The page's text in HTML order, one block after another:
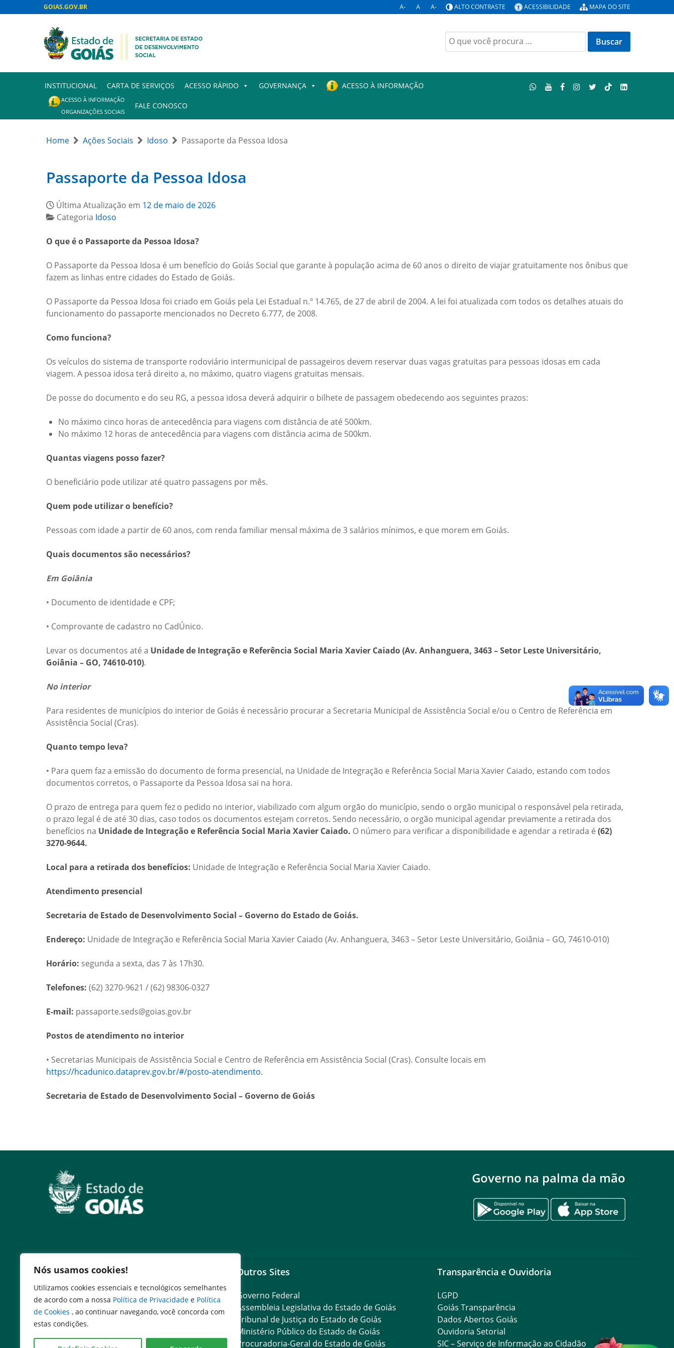
Nós usamos cookies!
Utilizamos cookies essenciais e tecnológicos semelhantes
de acordo com a nossa Política de Privacidade e Política
de Cookies , ao continuar navegando, você concorda com
estas condições.
GOIAS.GOV.BR A- A A- ALTO CONTRASTE ACESSIBILIDADE MAPA DO SITE
Buscar
por:
INSTITUCIONAL CARTA DE SERVIÇOS ACESSO RÁPIDO GOVERNANÇA ACESSO À INFORMAÇÃO
ACESSO À INFORMAÇÃO
ORGANIZAÇÕES SOCIAIS
FALE CONOSCO
Home Ações Sociais Idoso Passaporte da Pessoa Idosa
Passaporte da Pessoa Idosa
Última Atualização em 12 de maio de 2026
Categoria Idoso
O que é o Passaporte da Pessoa Idosa?
O Passaporte da Pessoa Idosa é um benefício do Goiás Social que garante à população acima de 60 anos o direito de viajar gratuitamente nos ônibus que
fazem as linhas entre cidades do Estado de Goiás.
O Passaporte da Pessoa Idosa foi criado em Goiás pela Lei Estadual n.º 14.765, de 27 de abril de 2004. A lei foi atualizada com todos os detalhes atuais do
funcionamento do passaporte mencionados no Decreto 6.777, de 2008.
Como funciona?
Os veículos do sistema de transporte rodoviário intermunicipal de passageiros devem reservar duas vagas gratuitas para pessoas idosas em cada
viagem. A pessoa idosa terá direito a, no máximo, quatro viagens gratuitas mensais.
De posse do documento e do seu RG, a pessoa idosa deverá adquirir o bilhete de passagem obedecendo aos seguintes prazos:
No máximo cinco horas de antecedência para viagens com distância de até 500km.
No máximo 12 horas de antecedência para viagens com distância acima de 500km.
Quantas viagens posso fazer?
O beneficiário pode utilizar até quatro passagens por mês.
Quem pode utilizar o benefício?
Pessoas com idade a partir de 60 anos, com renda familiar mensal máxima de 3 salários mínimos, e que morem em Goiás.
Quais documentos são necessários?
Em Goiânia
• Documento de identidade e CPF;
• Comprovante de cadastro no CadÚnico.
Levar os documentos até a Unidade de Integração e Referência Social Maria Xavier Caiado (Av. Anhanguera, 3463 – Setor Leste Universitário,
Goiânia – GO, 74610-010).
No interior
Para residentes de municípios do interior de Goiás é necessário procurar a Secretaria Municipal de Assistência Social e/ou o Centro de Referência em
Assistência Social (Cras).
Quanto tempo leva?
• Para quem faz a emissão do documento de forma presencial, na Unidade de Integração e Referência Social Maria Xavier Caiado, estando com todos
documentos corretos, o Passaporte da Pessoa Idosa sai na hora.
O prazo de entrega para quem fez o pedido no interior, viabilizado com algum orgão do município, sendo o orgão municipal o responsável pela retirada,
o prazo legal é de até 30 dias, caso todos os documentos estejam corretos. Sendo necessário, o orgão municipal agendar previamente a retirada dos
benefícios na Unidade de Integração e Referência Social Maria Xavier Caiado. O número para verificar a disponibilidade e agendar a retirada é (62)
3270-9644.
Local para a retirada dos benefícios: Unidade de Integração e Referência Social Maria Xavier Caiado.
Atendimento presencial
Secretaria de Estado de Desenvolvimento Social – Governo do Estado de Goiás.
Endereço: Unidade de Integração e Referência Social Maria Xavier Caiado (Av. Anhanguera, 3463 – Setor Leste Universitário, Goiânia – GO, 74610-010)
Horário: segunda a sexta, das 7 às 17h30.
Telefones: (62) 3270-9621 / (62) 98306-0327
E-mail: passaporte.seds@goias.gov.br
Postos de atendimento no interior
• Secretarias Municipais de Assistência Social e Centro de Referência em Assistência Social (Cras). Consulte locais em
https://hcadunico.dataprev.gov.br/#/posto-atendimento.
Secretaria de Estado de Desenvolvimento Social – Governo de Goiás
Governo na palma da mão
Serviços
Expresso Goiás
Expresso Aplicações
Expresso Servidor
SEI Governadoria
Cadastro de Autoridades
Outros Sites
Governo Federal
Assembleia Legislativa do Estado de Goiás
Tribunal de Justiça do Estado de Goiás
Ministério Público do Estado de Goiás
Procuradoria-Geral do Estado de Goiás
Transparência e Ouvidoria
LGPD
Goiás Transparência
Dados Abertos Goiás
Ouvidoria Setorial
SIC – Serviço de Informação ao Cidadão